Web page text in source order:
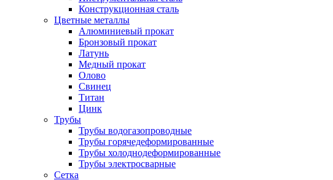
Конструкционная сталь
Цветные металлы
Алюминиевый прокат
Бронзовый прокат
Латунь
Медный прокат
Олово
Свинец
Титан
Цинк
Трубы
Трубы водогазопроводные
Трубы горячедеформированные
Трубы холоднодеформированные
Трубы электросварные
Сетка